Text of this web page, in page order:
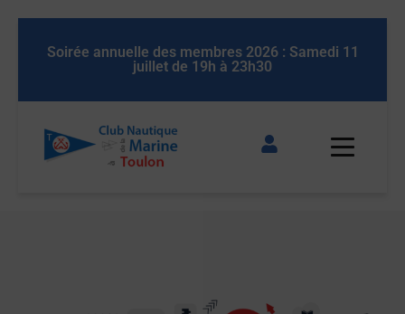
Soirée annuelle des membres 2026 : Samedi 11
juillet de 19h à 23h30